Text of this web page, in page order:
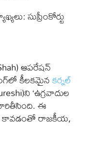
సుప్రీంకోర్టు
ఆపరేషన్‌
కీలకమైనకర్నల్‌
‘ఉగ్రవాదుల
ఈ
కావడంతో రాజకీయ,